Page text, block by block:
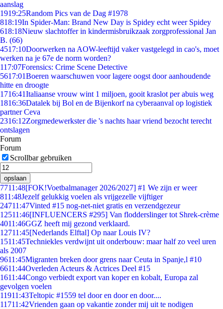
aanslag
1919:25Random Pics van de Dag #1978
818:19In Spider-Man: Brand New Day is Spidey echt weer Spidey
618:18Nieuw slachtoffer in kindermisbruikzaak zorgprofessional Jan
B. (66)
4517:10Doorwerken na AOW-leeftijd vaker vastgelegd in cao's, moet
werken na je 67e de norm worden?
117:07Forensics: Crime Scene Detective
5617:01Boeren waarschuwen voor lagere oogst door aanhoudende
hitte en droogte
1716:41Italiaanse vrouw wint 1 miljoen, gooit kraslot per abuis weg
1816:36Datalek bij Bol en de Bijenkorf na cyberaanval op logistiek
partner Ceva
2316:12Zorgmedewerkster die 's nachts haar vriend bezocht terecht
ontslagen
Forum
Forum
Scrollbar gebruiken
opslaan
7711:48[FOK!Voetbalmanager 2026/2027] #1 We zijn er weer
811:48Jezelf gelukkig voelen als vrijgezelle vijftiger
24711:47Vinted #15 nog-net-niet gratis en verzendgezeur
12511:46[INFLUENCERS #295] Van flodderslinger tot Shrek-crème
4011:46GGZ heeft mij gezond verklaard.
12711:45[Nederlands Elftal] Op naar Louis IV?
1511:45Techniekles verdwijnt uit onderbouw: maar half zo veel uren
als 2007
9611:45Migranten breken door grens naar Ceuta in Spanje,l #10
6611:44Overleden Acteurs & Actrices Deel #15
1611:44Congo verbiedt export van koper en kobalt, Europa zal
gevolgen voelen
11911:43Teltopic #1559 tel door en door en door....
11711:42Vrienden gaan op vakantie zonder mij uit te nodigen